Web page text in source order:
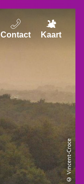
Contact Kaart
© Vincent-Croce